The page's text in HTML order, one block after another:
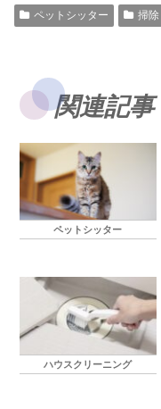
ペットシッター 掃除
関連記事
ペットシッター
ハウスクリーニング